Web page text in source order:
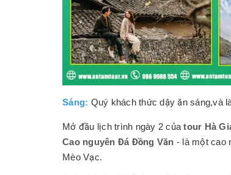
Sáng: Quý khách thức dậy ăn sáng,và
Mở đầu lịch trình ngày 2 củatour Hà
Cao nguyên Đá Đồng Văn - là một cao
Mèo Vạc.